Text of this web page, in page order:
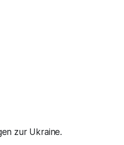
zur Ukraine.